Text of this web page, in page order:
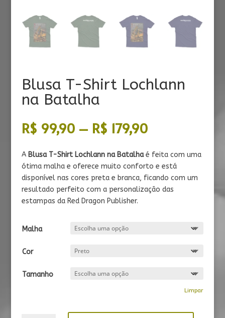
Blusa T-Shirt Lochlann
na Batalha
R$ 99,90 – R$ 179,90Faixa
preço:
R$ 99,90
através
R$ 179,90
A Blusa T-Shirt Lochlann na Batalhaé feita com uma
ótima malha e oferece muito conforto e está
disponível nas cores preta e branca, ficando com um
resultado perfeito com a personalização das
estampas da Red Dragon Publisher.
Malha
Cor
Tamanho
Limpar